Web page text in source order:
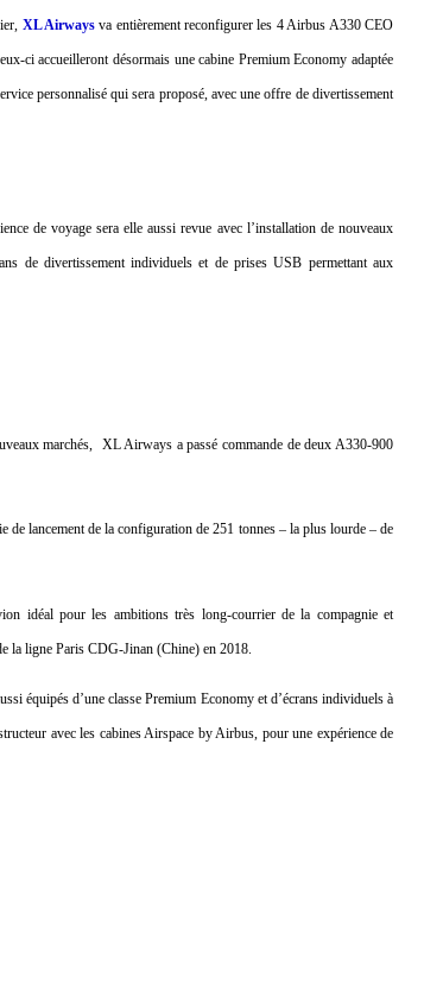
XL Airwaysva entièrement reconfigurer les 4 Airbus A330 CEO
ci accueilleront désormais une cabine Premium Economy adaptée
personnalisé qui sera proposé, avec une offre de divertissement
de voyage sera elle aussi revue avec l’installation de nouveaux
de divertissement individuels et de prises USB permettant aux
marchés, XL Airways a passé commande de deux A330-900
lancement de la configuration de 251 tonnes – la plus lourde – de
idéal pour les ambitions très long-courrier de la compagnie et
la ligne Paris CDG-Jinan (Chine) en 2018.
équipés d’une classe Premium Economy et d’écrans individuels à
avec les cabines Airspace by Airbus, pour une expérience de